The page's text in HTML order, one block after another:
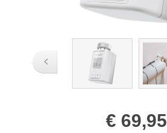
€ 69,95